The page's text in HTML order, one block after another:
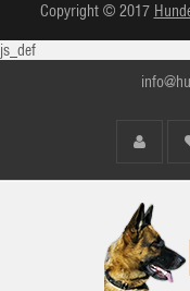
Copyright © 2017
js_def